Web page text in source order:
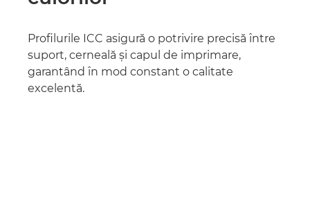
Profilurile ICC asigură o potrivire precisă între
suport, cerneală şi capul de imprimare,
garantând în mod constant o calitate
excelentă.